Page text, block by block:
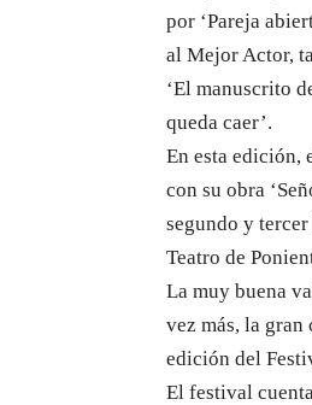
por ‘Pareja
al Mejor Actor,
‘El manuscrito
queda caer’.
En esta edición,
con su obra
segundo y
Teatro de
La muy buena
vez más, la
edición del
El festival